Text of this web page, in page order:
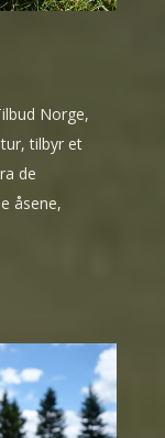
Norge,
tilbyr et
de
åsene,